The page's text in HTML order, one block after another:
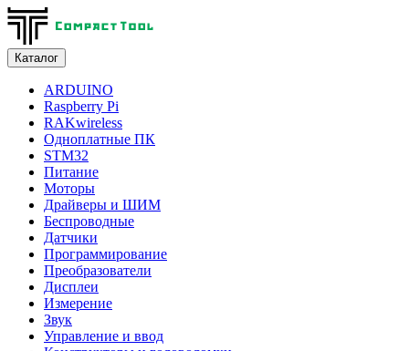
Каталог
ARDUINO
Raspberry Pi
RAKwireless
Одноплатные ПК
STM32
Питание
Моторы
Драйверы и ШИМ
Беспроводные
Датчики
Программирование
Преобразователи
Дисплеи
Измерение
Звук
Управление и ввод